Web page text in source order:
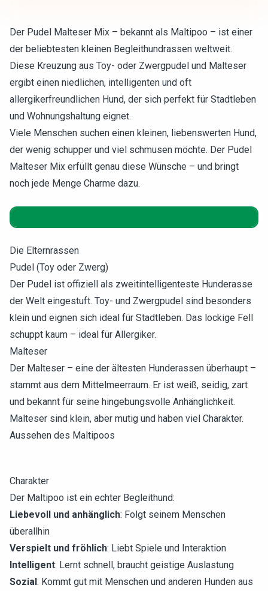
Der Pudel Malteser Mix – bekannt als Maltipoo – ist einer
der beliebtesten kleinen Begleithundrassen weltweit.
Diese Kreuzung aus Toy- oder Zwergpudel und Malteser
ergibt einen niedlichen, intelligenten und oft
allergikerfreundlichen Hund, der sich perfekt für Stadtleben
und Wohnungshaltung eignet.
Viele Menschen suchen einen kleinen, liebenswerten Hund,
der wenig schupper und viel schmusen möchte. Der Pudel
Malteser Mix erfüllt genau diese Wünsche – und bringt
noch jede Menge Charme dazu.
Die Elternrassen
Pudel (Toy oder Zwerg)
Der Pudel ist offiziell als zweitintelligenteste Hunderasse
der Welt eingestuft. Toy- und Zwergpudel sind besonders
klein und eignen sich ideal für Stadtleben. Das lockige Fell
schuppt kaum – ideal für Allergiker.
Malteser
Der Malteser – eine der ältesten Hunderassen überhaupt –
stammt aus dem Mittelmeerraum. Er ist weiß, seidig, zart
und bekannt für seine hingebungsvolle Anhänglichkeit.
Malteser sind klein, aber mutig und haben viel Charakter.
Aussehen des Maltipoos
Charakter
Der Maltipoo ist ein echter Begleithund:
Liebevoll und anhänglich: Folgt seinem Menschen
überallhin
Verspielt und fröhlich: Liebt Spiele und Interaktion
Intelligent: Lernt schnell, braucht geistige Auslastung
Sozial: Kommt gut mit Menschen und anderen Hunden aus